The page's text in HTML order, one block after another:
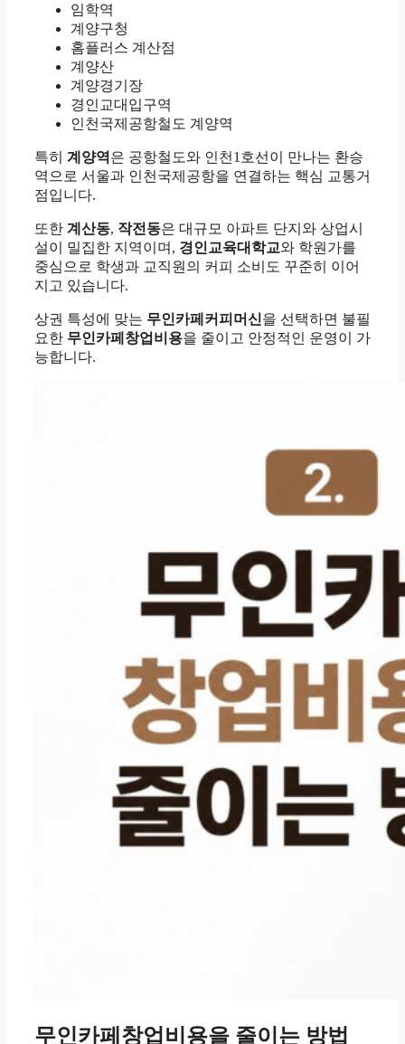
임학역
계양구청
홈플러스 계산점
계양산
계양경기장
경인교대입구역
인천국제공항철도 계양역
특히 계양역 은 공항철도와 인천1호선이 만나는 환승
역으로 서울과 인천국제공항을 연결하는 핵심 교통거
점입니다.
또한 계산동, 작전동은 대규모 아파트 단지와 상업시
설이 밀집한 지역이며, 경인교육대학교와 학원가를
중심으로 학생과 교직원의 커피 소비도 꾸준히 이어
지고 있습니다.
상권 특성에 맞는 무인카페커피머신을 선택하면 불필
요한 무인카페창업비용을 줄이고 안정적인 운영이 가
능합니다.
무인카페창업비용을 줄이는 방법